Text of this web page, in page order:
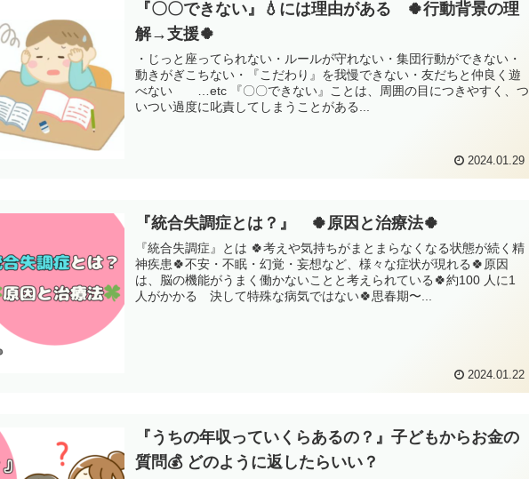
『〇〇できない』💧には理由がある 🍀行動背景の理
解→支援🍀
・じっと座ってられない・ルールが守れない・集団行動ができない・
動きがぎこちない・『こだわり』を我慢できない・友だちと仲良く遊
べない …etc 『〇〇できない』ことは、周囲の目につきやすく、つ
いつい過度に叱責してしまうことがある...
2024.01.29
『統合失調症とは？』 🍀原因と治療法🍀
『統合失調症』とは 🍀考えや気持ちがまとまらなくなる状態が続く精
神疾患🍀不安・不眠・幻覚・妄想など、様々な症状が現れる🍀原因
は、脳の機能がうまく働かないことと考えられている🍀約100 人に1
人がかかる 決して特殊な病気ではない🍀思春期〜...
2024.01.22
『うちの年収っていくらあるの？』子どもからお金の
質問💰 どのように返したらいい？